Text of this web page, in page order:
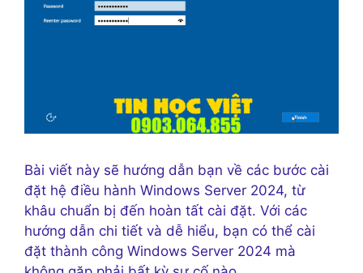
Bài viết này sẽ hướng dẫn bạn về các bước cài
đặt hệ điều hành Windows Server 2024, từ
khâu chuẩn bị đến hoàn tất cài đặt. Với các
hướng dẫn chi tiết và dễ hiểu, bạn có thể cài
đặt thành công Windows Server 2024 mà